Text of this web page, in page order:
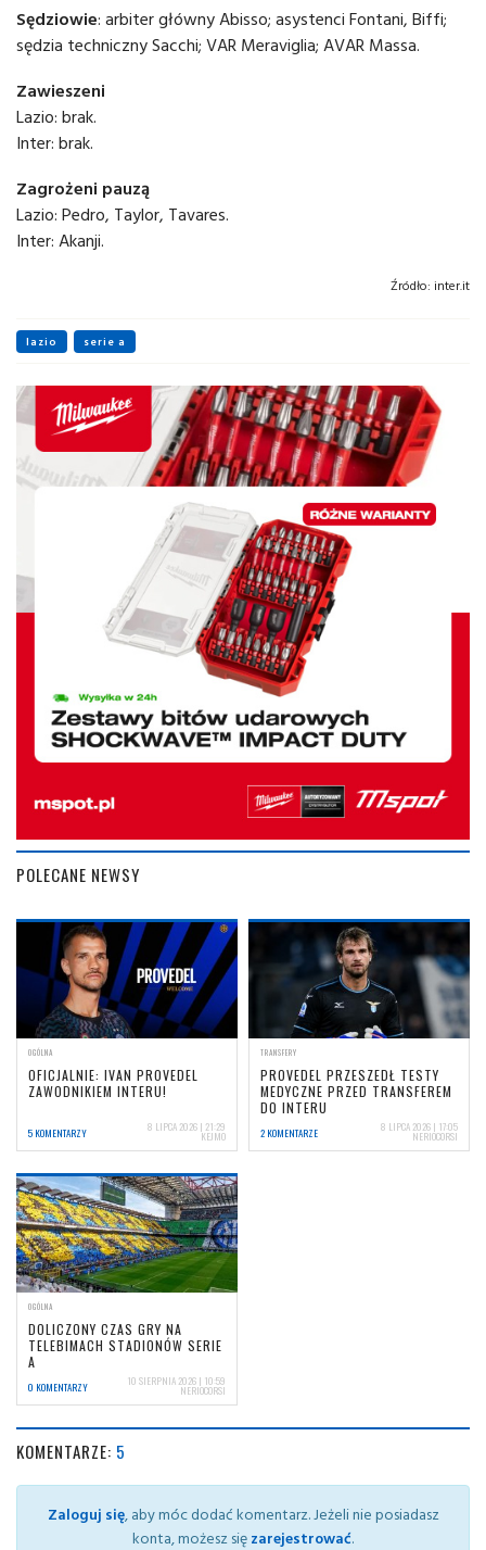
Sędziowie: arbiter główny Abisso; asystenci Fontani, Biffi;
sędzia techniczny Sacchi; VAR Meraviglia; AVAR Massa.
Zawieszeni
Lazio: brak.
Inter: brak.
Zagrożeni pauzą
Lazio: Pedro, Taylor, Tavares.
Inter: Akanji.
Źródło: inter.it
lazio serie a
POLECANE NEWSY
OGÓLNA
OFICJALNIE: IVAN PROVEDEL
ZAWODNIKIEM INTERU!
5 KOMENTARZY 8 LIPCA 2026 | 21:29
KEJMO
TRANSFERY
PROVEDEL PRZESZEDŁ TESTY
MEDYCZNE PRZED TRANSFEREM
DO INTERU
2 KOMENTARZE 8 LIPCA 2026 | 17:05
NERIOCORSI
OGÓLNA
DOLICZONY CZAS GRY NA
TELEBIMACH STADIONÓW SERIE
A
0 KOMENTARZY 10 SIERPNIA 2026 | 10:59
NERIOCORSI
KOMENTARZE: 5
Zaloguj się, aby móc dodać komentarz. Jeżeli nie posiadasz
konta, możesz sięzarejestrować.